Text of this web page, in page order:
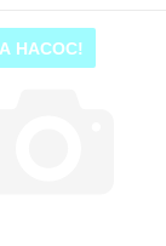
НАСОС!